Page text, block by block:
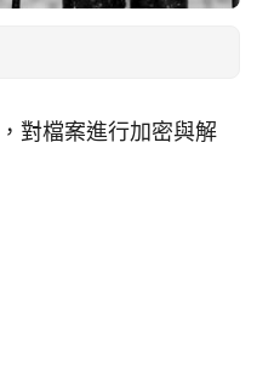
對檔案進行加密與解